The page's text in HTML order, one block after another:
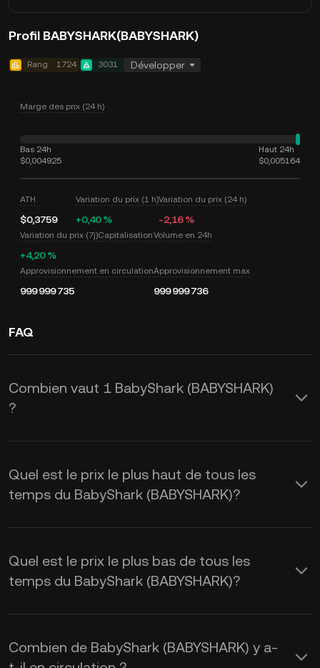
Profil BABYSHARK(BABYSHARK)
Rang 1724 3031 Développer
Marge des prix (24 h)
Bas 24h
$0,004925
Haut 24h
$0,005164
ATH
$0,3759
Variation du prix (1 h)
+0,40 %
Variation du prix (24 h)
-2,16 %
Variation du prix (7j)
+4,20 %
CapitalisationVolume en 24h
Approvisionnement en circulation
999 999 735
Approvisionnement max
999 999 736
FAQ
Combien vaut 1 BabyShark (BABYSHARK)
?
KuCoin fournit des mises à jour du prix
du USD en temps réel pour le
BabyShark (BABYSHARK). Le prix de
marché. Utilisez la calculatrice de
KuCoin pour obtenir les taux de change
deBABYSHARK à USDen temps réel.
Quel est le prix le plus haut de tous les
temps du BabyShark (BABYSHARK)?
Quel est le prix le plus bas de tous les
temps du BabyShark (BABYSHARK)?
Combien de BabyShark (BABYSHARK) y a-